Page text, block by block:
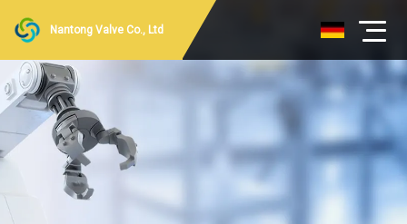
Nantong Valve Co., Ltd